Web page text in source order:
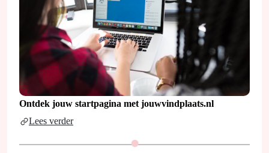
Ontdek jouw startpagina met jouwvindplaats.nl
Lees verder